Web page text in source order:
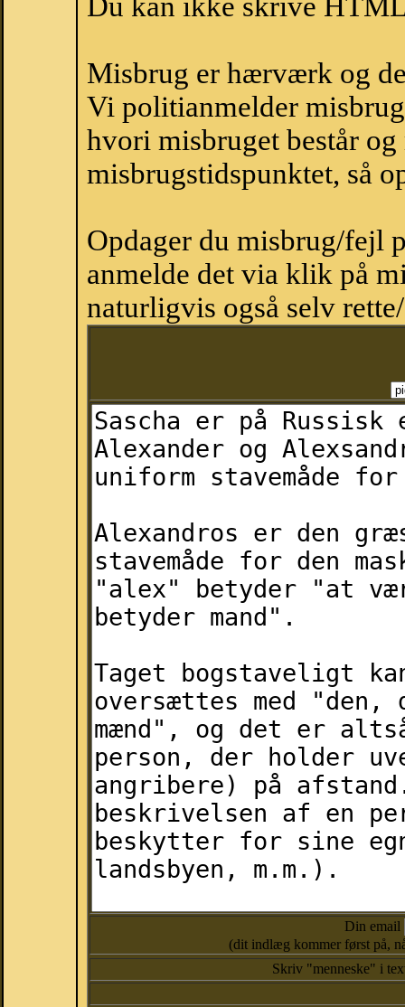
Misbrug er hærværk og
Vi politianmelder
hvori misbruget består
misbrugstidspunktet, så
Opdager du misbrug/fejl
anmelde det via klik på
naturligvis også selv
Din email
(dit indlæg kommer først på,
Skriv "menneske" i